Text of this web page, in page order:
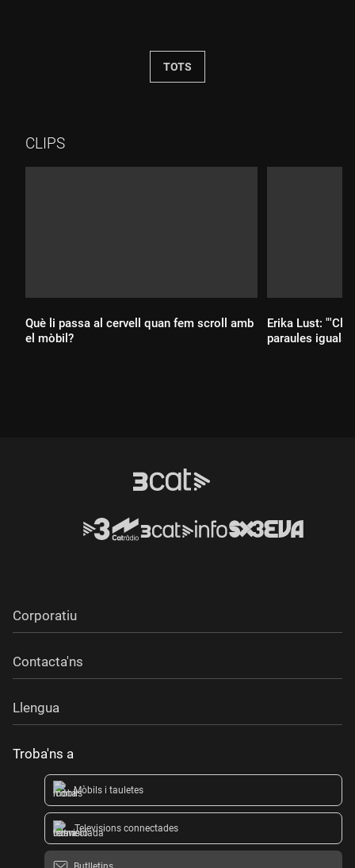
TOTS
CLIPS
Què li passa al cervell quan fem scroll amb
el mòbil?
Erika Lust:
paraules iguals
Corporatiu
Contacta'ns
Llengua
Troba'ns a
Mòbils i tauletes
Televisions connectades